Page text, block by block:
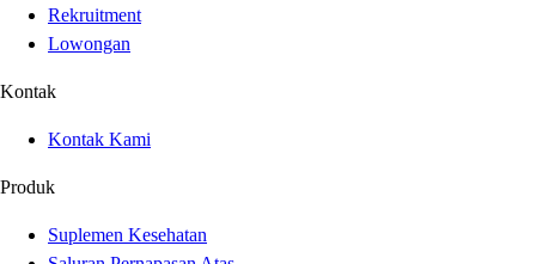
Rekruitment
Lowongan
Kontak
Kontak Kami
Produk
Suplemen Kesehatan